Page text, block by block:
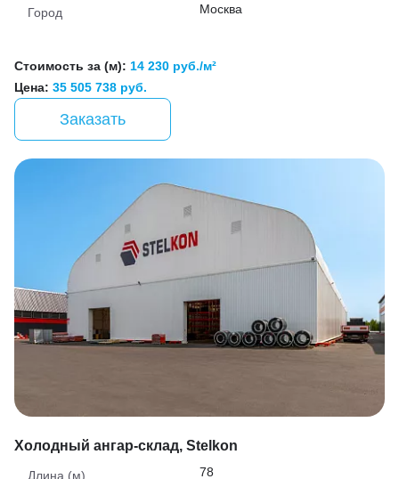
Город Москва
Стоимость за (м): 14 230 руб./м²
Цена: 35 505 738 руб.
Заказать
Холодный ангар-склад, Stelkon
Длина (м) 78